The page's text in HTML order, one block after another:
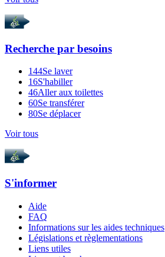
Recherche par besoins
144Se laver
16S'habiller
46Aller aux toilettes
60Se transférer
80Se déplacer
Voir tous
S'informer
Aide
FAQ
Informations sur les aides techniques
Législations et règlementations
Liens utiles